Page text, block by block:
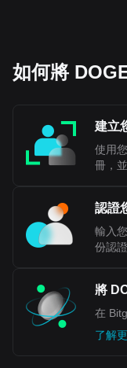
如何將
建立
使用
冊，
認證
輸入
份認證
將
在
了解